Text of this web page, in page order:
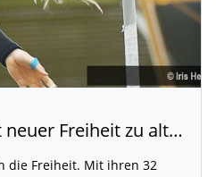
Anjuli Knäsche: Mit neuer Freiheit zu alten Höhen
die Freiheit. Mit ihren 32